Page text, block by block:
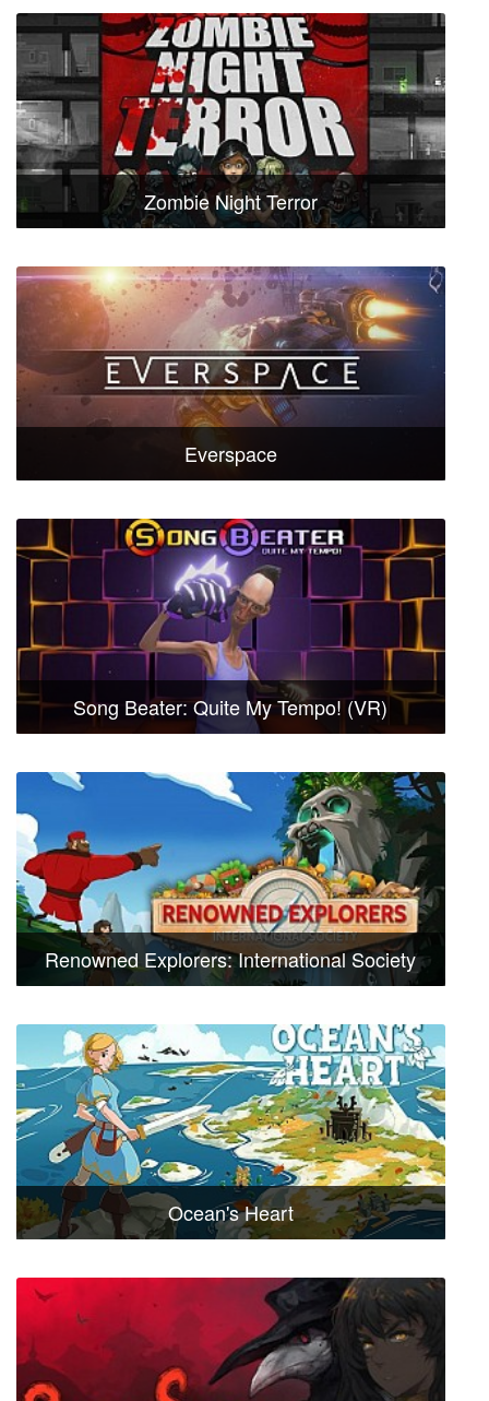
Zombie Night Terror
Everspace
Song Beater: Quite My Tempo! (VR)
Renowned Explorers: International Society
Ocean's Heart